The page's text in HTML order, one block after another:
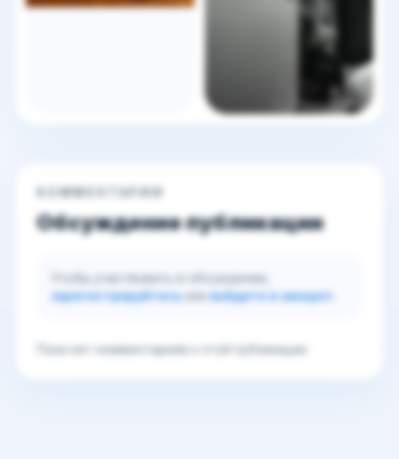
Обсуждение публикации
Чтобы участвовать в обсуждении,
зарегистрируйтесьили войдите в аккаунт
Пока нет комментариев к этой публикации.